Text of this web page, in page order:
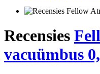
Recensies
vacuümbus